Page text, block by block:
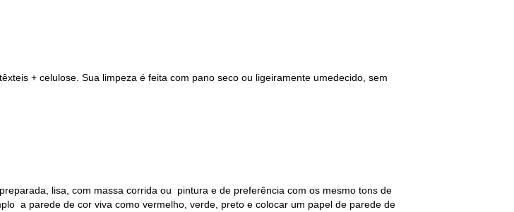
+ celulose. Sua limpeza é feita com pano seco ou ligeiramente umedecido, sem
lisa, com massa corrida ou pintura e de preferência com os mesmo tons de
a parede de cor viva como vermelho, verde, preto e colocar um papel de parede de